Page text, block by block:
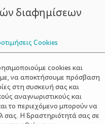
ΣΥΜΒΟΥΛΟΙ
Μανάβη
διαφημίσεων
Cookies
cookies και
να αποκτήσουμε πρόσβαση
στη συσκευή σας και
αναγνωριστικούς και
το περιεχόμενο μπορούν να
Η δραστηριότητά σας σε